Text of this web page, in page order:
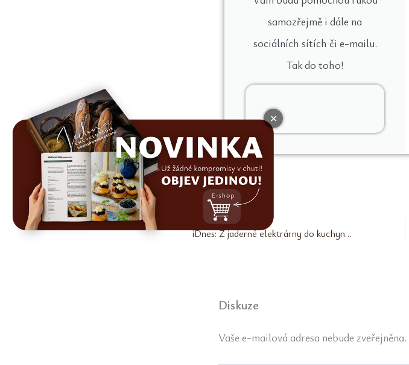
samozřejmě i dále na
sociálních sítích či e-mailu.
Tak do toho!
PŘEDCHOZÍ
iDnes: Z jaderné elektrárny do kuchyně. Další kuchařku vydám sama, říká foodblogerka
Diskuze
Vaše e-mailová adresa nebude zveřejněna.
✕